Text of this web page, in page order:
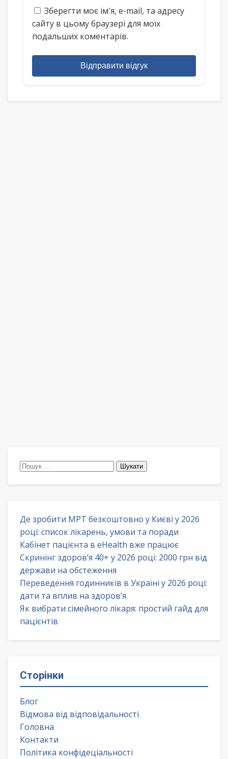
Зберегти моє ім'я, e-mail, та адресу
сайту в цьому браузері для моїх
подальших коментарів.
Відправити відгук
Пошук:
Де зробити МРТ безкоштовно у Києві у 2026
році: список лікарень, умови та поради
Кабінет пацієнта в eHealth вже працює
Скринінг здоров’я 40+ у 2026 році: 2000 грн від
держави на обстеження
Переведення годинників в Україні у 2026 році:
дати та вплив на здоров’я
Як вибрати сімейного лікаря: простий гайд для
пацієнтів
Сторінки
Блог
Відмова від відповідальності
Головна
Контакти
Політика конфідеціальності